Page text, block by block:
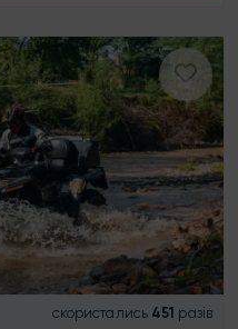
скористались 451 разів